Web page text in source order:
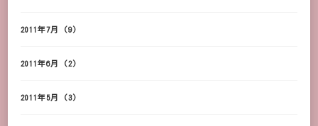
2011年7月 (9)
2011年6月 (2)
2011年5月 (3)